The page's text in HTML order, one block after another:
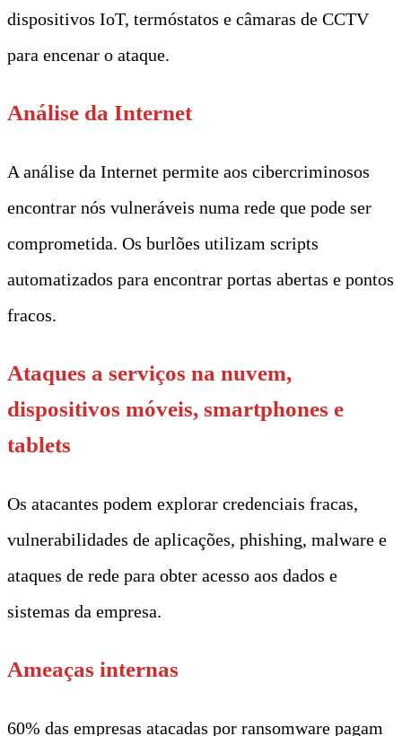
dispositivos IoT, termóstatos e câmaras de CCTV
para encenar o ataque.
Análise da Internet
A análise da Internet permite aos cibercriminosos
encontrar nós vulneráveis numa rede que pode ser
comprometida. Os burlões utilizam scripts
automatizados para encontrar portas abertas e pontos
fracos.
Ataques a serviços na nuvem,
dispositivos móveis, smartphones e
tablets
Os atacantes podem explorar credenciais fracas,
vulnerabilidades de aplicações, phishing, malware e
ataques de rede para obter acesso aos dados e
sistemas da empresa.
Ameaças internas
60% das empresas atacadas por ransomware pagam